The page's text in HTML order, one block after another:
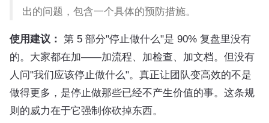
出的问题，包含一个具体的预防措施。
使用建议： 第 5 部分"停止做什么"是 90% 复盘里没有
的。大家都在加——加流程、加检查、加文档。但没有
人问"我们应该停止做什么"。真正让团队变高效的不是
做得更多，是停止做那些已经不产生价值的事。这条规
则的威力在于它强制你砍掉东西。